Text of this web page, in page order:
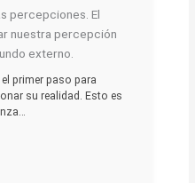
percepciones. El
nuestra percepción
externo.
primer paso para
su realidad. Esto es